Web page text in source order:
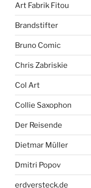
Art Fabrik Fitou
Brandstifter
Bruno Comic
Chris Zabriskie
Col Art
Collie Saxophon
Der Reisende
Dietmar Müller
Dmitri Popov
erdversteck.de